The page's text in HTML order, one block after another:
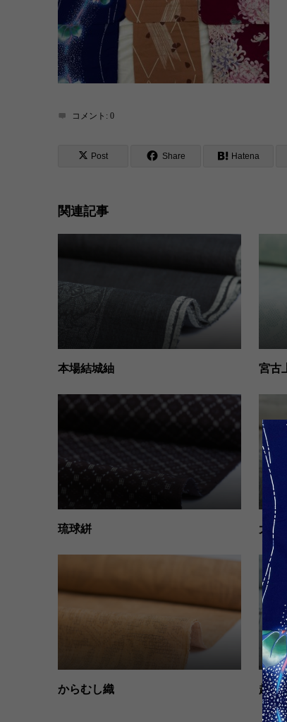
コメント: 0
Post Share Hatena
関連記事
本場結城紬 宮古
琉球絣 大島紬
からむし織 越後